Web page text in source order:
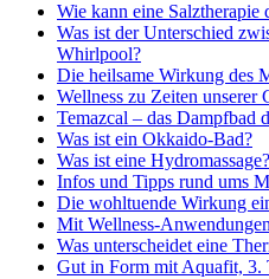
Wie kann eine Salztherapie
Was ist der Unterschied
Whirlpool?
Die heilsame Wirkung des
Wellness zu Zeiten unserer
Temazcal – das Dampfbad
Was ist ein Okkaido-Bad?
Was ist eine Hydromassage?
Infos und Tipps rund ums
Die wohltuende Wirkung
Mit Wellness-
Was unterscheidet eine
Gut in Form mit Aquafit, 3.